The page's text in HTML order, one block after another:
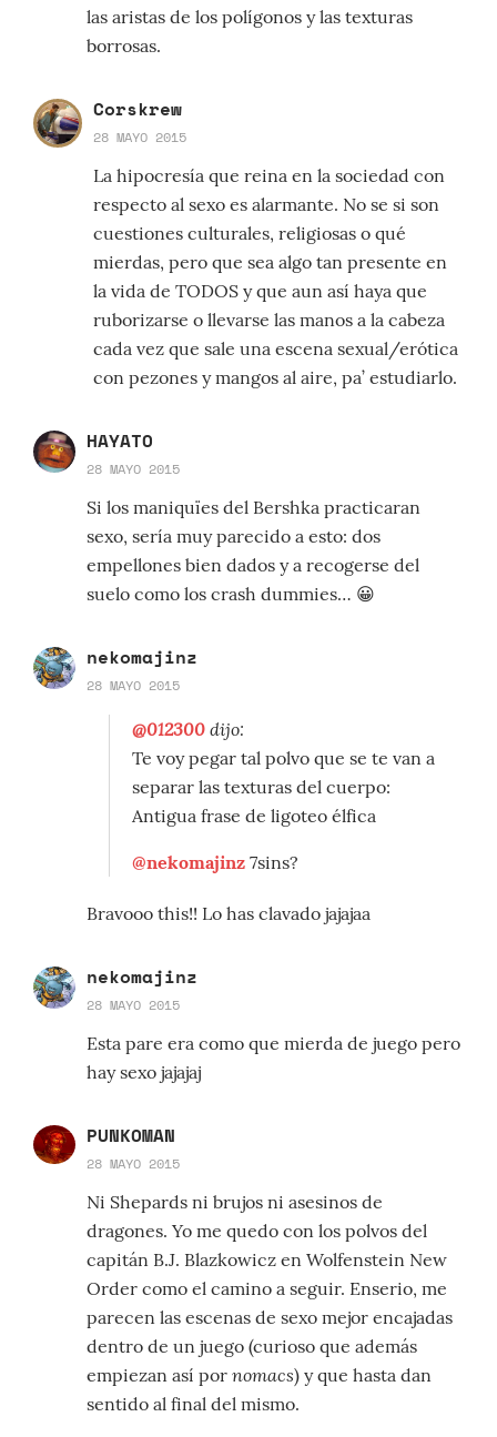
las aristas de los polígonos y las texturas
borrosas.
Corskrew
28 MAYO 2015
La hipocresía que reina en la sociedad con
respecto al sexo es alarmante. No se si son
cuestiones culturales, religiosas o qué
mierdas, pero que sea algo tan presente en
la vida de TODOS y que aun así haya que
ruborizarse o llevarse las manos a la cabeza
cada vez que sale una escena sexual/erótica
con pezones y mangos al aire, pa’ estudiarlo.
HAYATO
28 MAYO 2015
Si los maniquïes del Bershka practicaran
sexo, sería muy parecido a esto: dos
empellones bien dados y a recogerse del
suelo como los crash dummies… 😀
nekomajinz
28 MAYO 2015
@012300dijo:
Te voy pegar tal polvo que se te van a
separar las texturas del cuerpo:
Antigua frase de ligoteo élfica
@nekomajinz 7sins?
Bravooo this!! Lo has clavado jajajaa
nekomajinz
28 MAYO 2015
Esta pare era como que mierda de juego pero
hay sexo jajajaj
PUNKOMAN
28 MAYO 2015
Ni Shepards ni brujos ni asesinos de
dragones. Yo me quedo con los polvos del
capitán B.J. Blazkowicz en Wolfenstein New
Order como el camino a seguir. Enserio, me
parecen las escenas de sexo mejor encajadas
dentro de un juego (curioso que además
empiezan así por nomacs) y que hasta dan
sentido al final del mismo.